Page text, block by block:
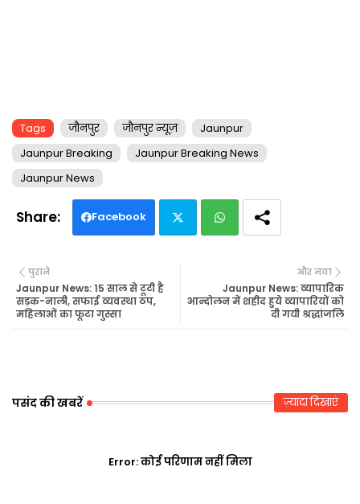
Tags जौनपुर जौनपुर न्यूज़
Jaunpur
Jaunpur Breaking
Jaunpur Breaking News
Jaunpur News
Facebook
ats
और नया
Jaunpur News: व्यापारिक
आन्दोलन में शहीद हुये व्यापारियों को
दी गयी श्रद्धांजलि
पुराने
Jaunpur News: 15 साल से टूटी है
सड़क-नाली, सफाई व्यवस्था ठप,
महिलाओं का फूटा गुस्सा
पसंद की खबरें ज़्यादा दिखाएं
Error:कोई परिणाम नहीं मिला